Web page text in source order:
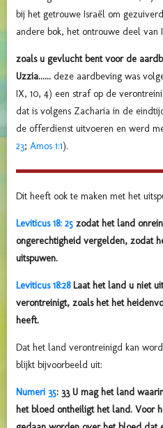
bij het getrouwe Israël om
andere bok, het ontrouwe deel
zoals u gevlucht bent voor de
Uzzia...... deze aardbeving was
IX, 10, 4) een straf op de
dat is volgens Zacharia in de
de offerdienst uitvoeren en werd
23; Amos 1:1).
Dit heeft ook te maken met het
Leviticus 18: 25 zodat het land
ongerechtigheid vergelden, zodat
uitspuwen.
Leviticus 18:28Laat het land u niet
verontreinigt, zoals het het
heeft.
Dat het land verontreinigd kan
blijkt bijvoorbeeld uit:
Numeri 35: 33 U mag het land
het bloed ontheiligt het land. Voor